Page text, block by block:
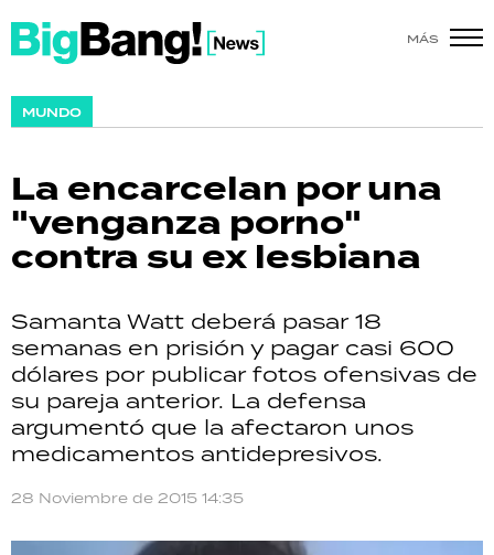
MÁS
MUNDO
La encarcelan por una
"venganza porno"
contra su ex lesbiana
Samanta Watt deberá pasar 18
semanas en prisión y pagar casi 600
dólares por publicar fotos ofensivas de
su pareja anterior. La defensa
argumentó que la afectaron unos
medicamentos antidepresivos.
28 Noviembre de 2015 14:35
SHOW
ACTUALIDAD
POLICIALES
ECONOMÍA
GRAN HERMANO
SALUD
DEPORTES